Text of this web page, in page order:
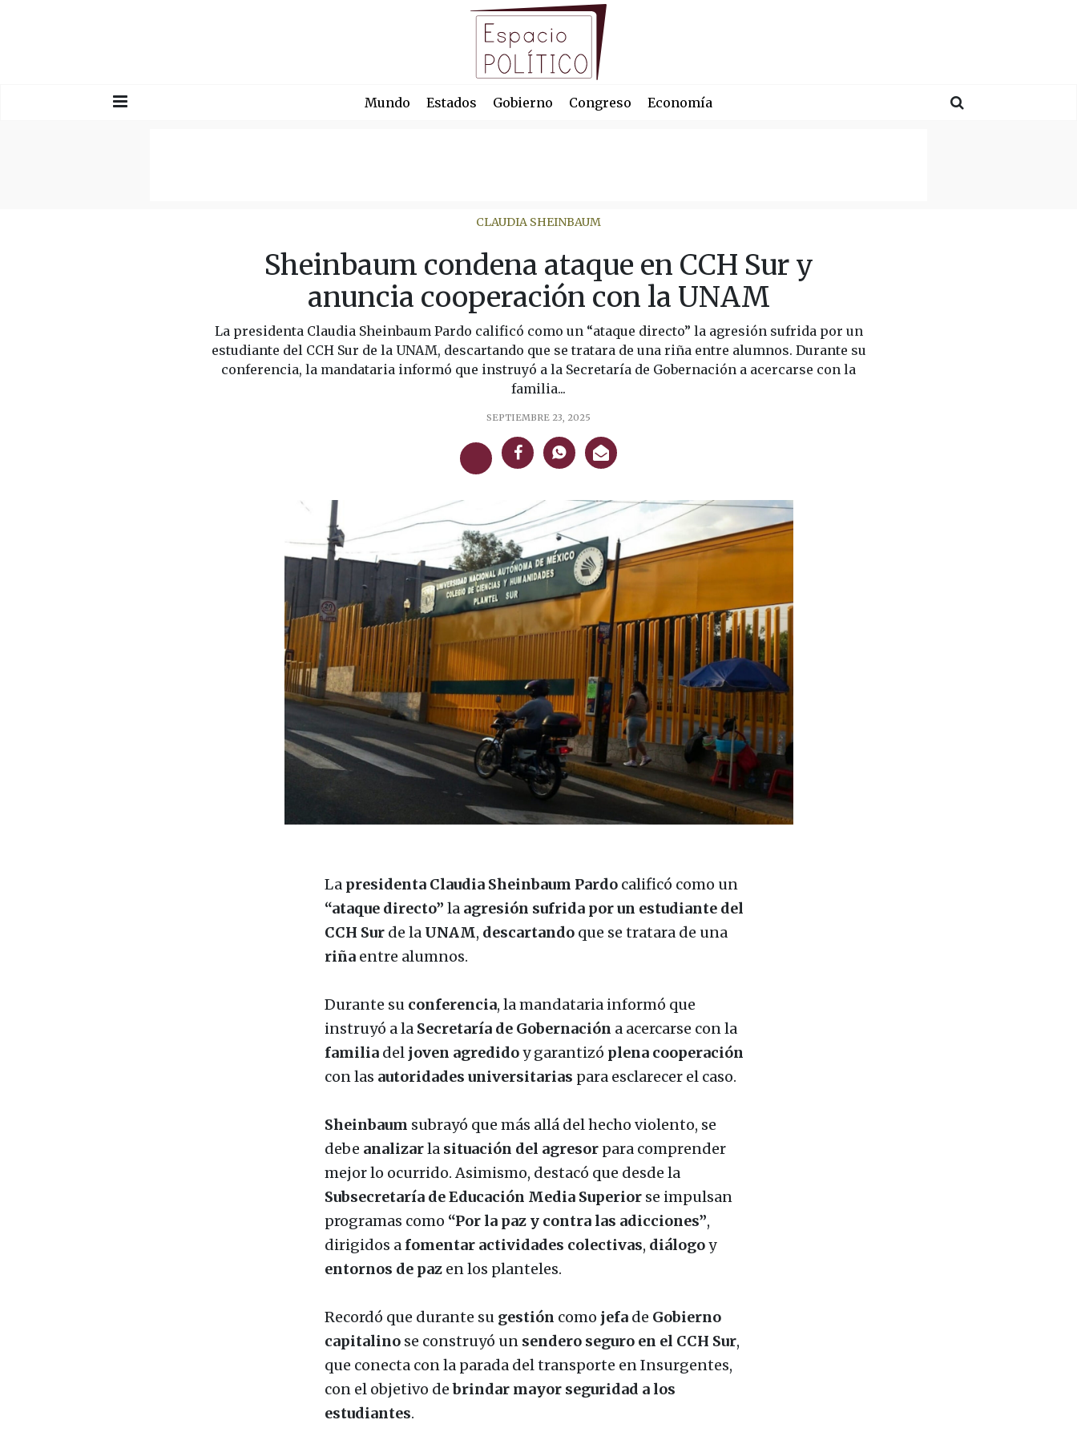
Mundo Estados Gobierno Congreso Economía
CLAUDIA SHEINBAUM
Sheinbaum condena ataque en CCH Sur y
anuncia cooperación con la UNAM
La presidenta Claudia Sheinbaum Pardo calificó como un “ataque directo” la agresión sufrida por un
estudiante del CCH Sur de la UNAM, descartando que se tratara de una riña entre alumnos. Durante su
conferencia, la mandataria informó que instruyó a la Secretaría de Gobernación a acercarse con la
familia...
SEPTIEMBRE 23, 2025
La presidenta Claudia Sheinbaum Pardocalificó como un
“ataque directo” la agresión sufrida por un estudiante del
CCH Surde la UNAM, descartandoque se tratara de una
riñaentre alumnos.
Durante su conferencia, la mandataria informó que
instruyó a la Secretaría de Gobernación a acercarse con la
familiadel joven agredidoy garantizó plena cooperación
con las autoridades universitarias para esclarecer el caso.
Sheinbaum subrayó que más allá del hecho violento, se
debe analizarla situación del agresorpara comprender
mejor lo ocurrido. Asimismo, destacó que desde la
Subsecretaría de Educación Media Superiorse impulsan
programas como “Por la paz y contra las adicciones”,
dirigidos a fomentar actividades colectivas, diálogoy
entornos de pazen los planteles.
Recordó que durante su gestión como jefade Gobierno
capitalinose construyó un sendero seguro en el CCH Sur,
que conecta con la parada del transporte en Insurgentes,
con el objetivo debrindar mayor seguridad a los
estudiantes.